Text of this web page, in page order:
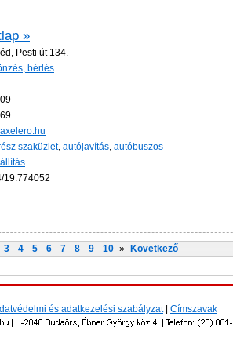
»
Pesti út 134.
bérlés
szaküzlet, autójavítás, autóbuszos
19.774052
3 4 5 6 7 8 9 10 » Következő
és adatkezelési szabályzat| Címszavak